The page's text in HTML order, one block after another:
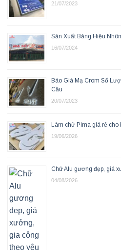
21/07/2023
Sản Xuất Bảng Hiệu
16/07/2024
Báo Giá Mạ Crom Số
Cầu
20/07/2023
Làm chữ Pima giá rẻ cho
19/06/2026
Chữ Alu gương đẹp, giá
04/08/2026